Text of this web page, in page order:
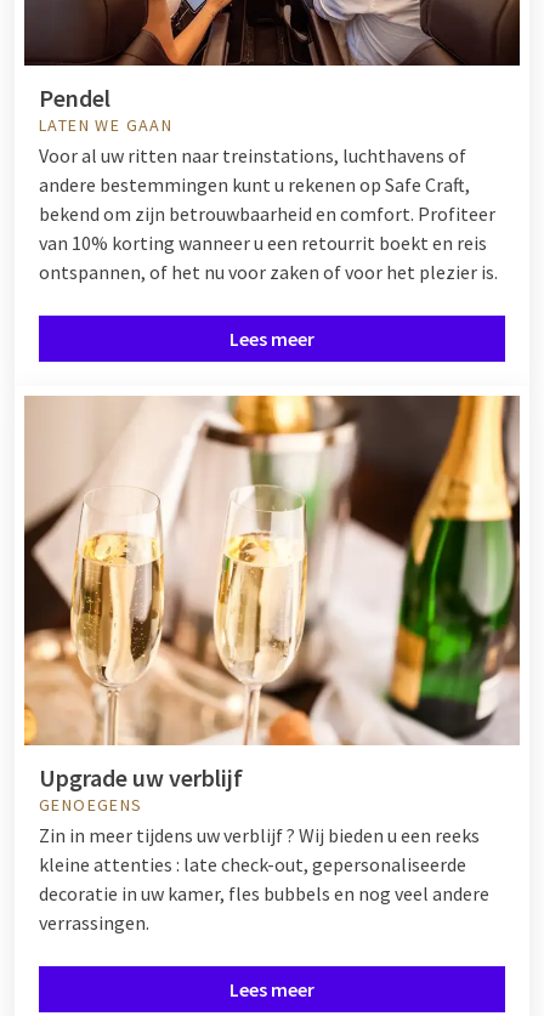
Pendel
LATEN WE GAAN
Voor al uw ritten naar treinstations, luchthavens of
andere bestemmingen kunt u rekenen op Safe Craft,
bekend om zijn betrouwbaarheid en comfort. Profiteer
van 10% korting wanneer u een retourrit boekt en reis
ontspannen, of het nu voor zaken of voor het plezier is.
Lees meer
Upgrade uw verblijf
GENOEGENS
Zin in meer tijdens uw verblijf ? Wij bieden u een reeks
kleine attenties : late check-out, gepersonaliseerde
decoratie in uw kamer, fles bubbels en nog veel andere
verrassingen.
Lees meer